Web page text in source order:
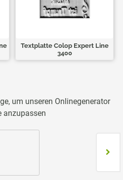
Textplatte Colop Expert Line
3400
um unseren Onlinegenerator
anzupassen